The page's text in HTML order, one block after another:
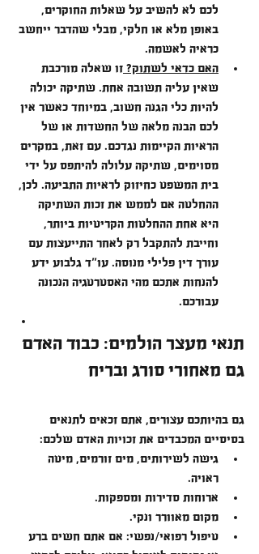
לכם לא להשיב על שאלות החוקרים,
באופן מלא או חלקי, מבלי שהדבר ייחשב
כראיה לאשמה.
האם כדאי לשתוק? זו שאלה מורכבת
שאין עליה תשובה אחת. שתיקה יכולה
להיות כלי הגנה חשוב, במיוחד כאשר אין
לכם הבנה מלאה של החשדות או של
הראיות הקיימות נגדכם. עם זאת, במקרים
מסוימים, שתיקה עלולה להיתפס על ידי
בית המשפט כחיזוק לראיות התביעה. לכן,
ההחלטה אם לממש את זכות השתיקה
היא אחת ההחלטות הקריטיות ביותר,
וחייבת להתקבל רק לאחר התייעצות עם
עורך דין פלילי מנוסה. עו"ד גלבוע ידע
להנחות אתכם מהי האסטרטגיה הנכונה
עבורכם.
תנאי מעצר הולמים: כבוד האדם
גם מאחורי סורג ובריח
גם בהיותכם עצורים, אתם זכאים לתנאים
בסיסיים המכבדים את זכויות האדם שלכם:
גישה לשירותים, מים זורמים, מיטה
ראויה.
ארוחות סדירות ומספקות.
מקום מאוורר ונקי.
טיפול רפואי/נפשי: אם אתם חשים ברע